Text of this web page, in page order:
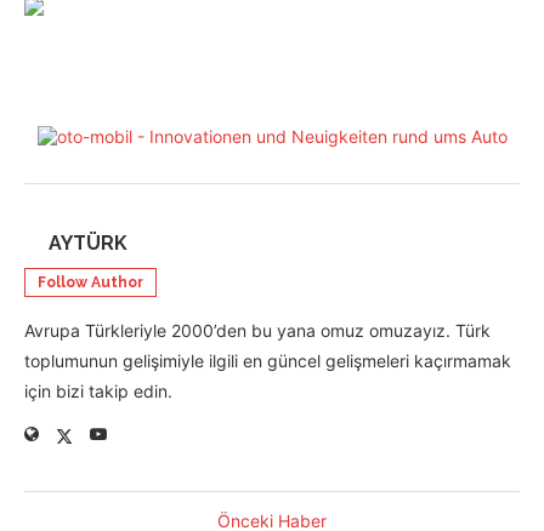
AYTÜRK
Follow Author
Avrupa Türkleriyle 2000’den bu yana omuz omuzayız. Türk
toplumunun gelişimiyle ilgili en güncel gelişmeleri kaçırmamak
için bizi takip edin.
Önceki Haber